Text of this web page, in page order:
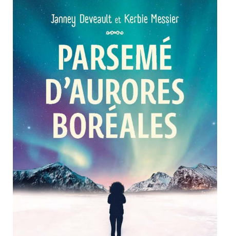
Témoignages
Vie pratique
Finances
Nouveautés
Numérique
Livres audio
Meilleurs vendeurs
Page vedette
AUTEURS
À PROPOS
CONTACT